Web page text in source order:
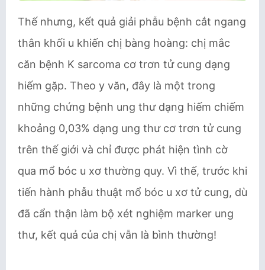
Thế nhưng, kết quả giải phẫu bệnh cắt ngang
thân khối u khiến chị bàng hoàng: chị mắc
căn bệnh K sarcoma cơ trơn tử cung dạng
hiếm gặp. Theo y văn, đây là một trong
những chứng bệnh ung thư dạng hiếm chiếm
khoảng 0,03% dạng ung thư cơ trơn tử cung
trên thế giới và chỉ được phát hiện tình cờ
qua mổ bóc u xơ thường quy. Vì thế, trước khi
tiến hành phẫu thuật mổ bóc u xơ tử cung, dù
đã cẩn thận làm bộ xét nghiệm marker ung
thư, kết quả của chị vẫn là bình thường!